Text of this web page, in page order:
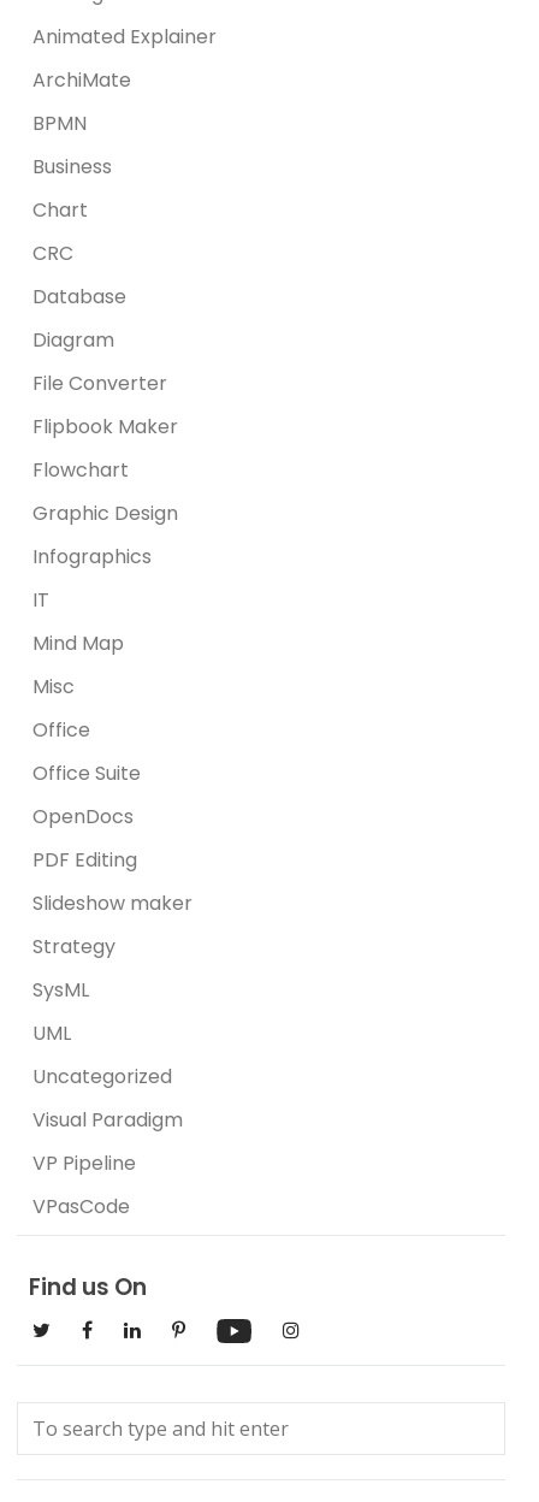
Animated Explainer
ArchiMate
BPMN
Business
Chart
CRC
Database
Diagram
File Converter
Flipbook Maker
Flowchart
Graphic Design
Infographics
IT
Mind Map
Misc
Office
Office Suite
OpenDocs
PDF Editing
Slideshow maker
Strategy
SysML
UML
Uncategorized
Visual Paradigm
VP Pipeline
VPasCode
Find us On